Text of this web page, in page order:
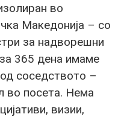
во
Македонија – со
за надворешни
365 дена имаме
соседството –
во посета. Нема
визии,